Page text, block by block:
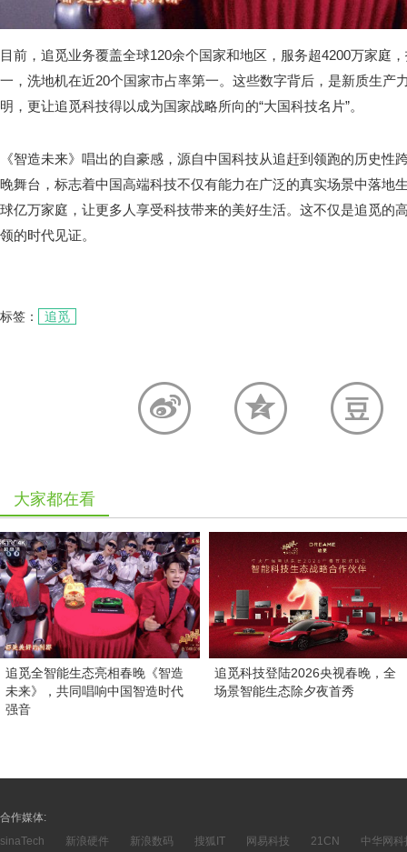
目前，追觅业务覆盖全球120余个国家和地区，服务超4200万家庭
一，洗地机在近20个国家市占率第一。这些数字背后，是新质生产
明，更让追觅科技得以成为国家战略所向的“大国科技名片”。
《智造未来》唱出的自豪感，源自中国科技从追赶到领跑的历史性
晚舞台，标志着中国高端科技不仅有能力在广泛的真实场景中落地
球亿万家庭，让更多人享受科技带来的美好生活。这不仅是追觅的
领的时代见证。
标签： 追觅
大家都在看
追觅全智能生态亮相春晚《智造
未来》，共同唱响中国智造时代
强音
追觅科技登陆2026央视春晚，全
场景智能生态除夕夜首秀
合作媒体:
sinaTech
新浪硬件 新浪数码 搜狐IT 网易科技 21CN
中华网科